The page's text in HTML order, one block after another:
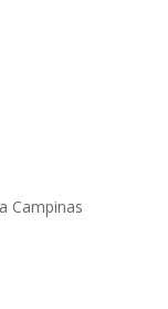
Campinas